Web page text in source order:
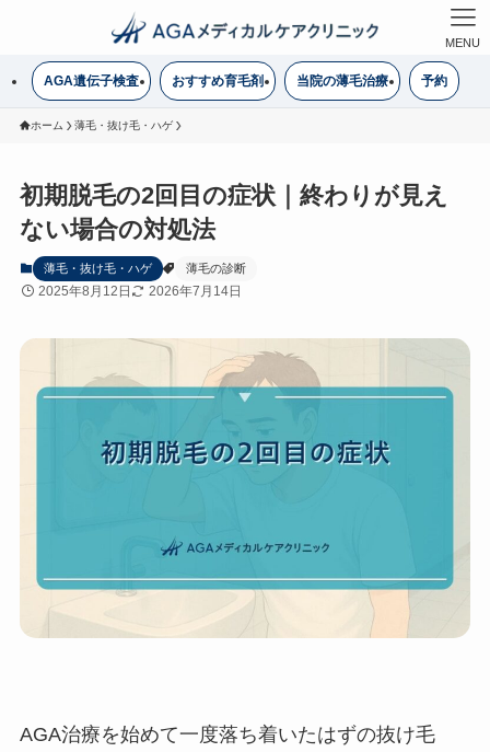
MENU
AGA遺伝子検査 おすすめ育毛剤 当院の薄毛治療 予約
ホーム 薄毛・抜け毛・ハゲ
初期脱毛の2回目の症状｜終わりが見え
ない場合の対処法
薄毛・抜け毛・ハゲ 薄毛の診断
2025年8月12日 2026年7月14日
AGA治療を始めて一度落ち着いたはずの抜け毛